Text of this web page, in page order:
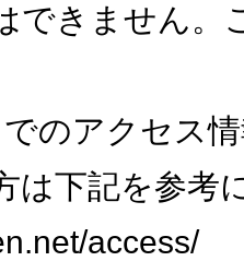
できません。
のアクセス
は下記を参考
access/